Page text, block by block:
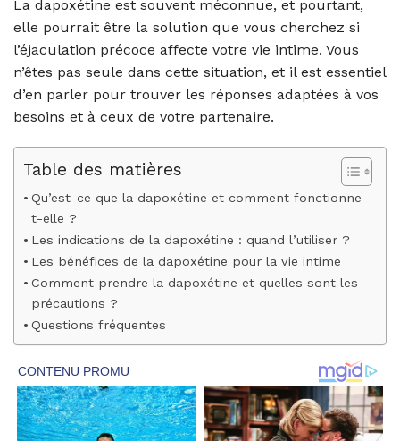
La dapoxétine est souvent méconnue, et pourtant,
elle pourrait être la solution que vous cherchez si
l’éjaculation précoce affecte votre vie intime. Vous
n’êtes pas seule dans cette situation, et il est essentiel
d’en parler pour trouver les réponses adaptées à vos
besoins et à ceux de votre partenaire.
Table des matières
Qu’est-ce que la dapoxétine et comment fonctionne-
t-elle ?
Les indications de la dapoxétine : quand l’utiliser ?
Les bénéfices de la dapoxétine pour la vie intime
Comment prendre la dapoxétine et quelles sont les
précautions ?
Questions fréquentes